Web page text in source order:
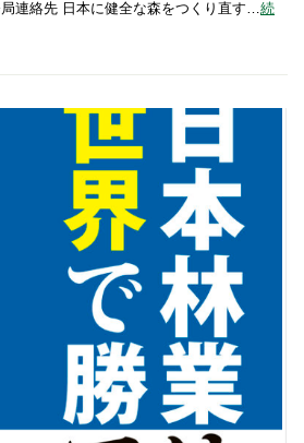
連絡先 日本に健全な森をつくり直す… 続